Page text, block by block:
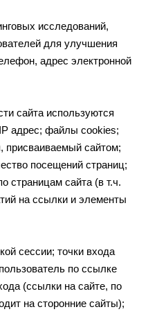
исследований,
для улучшения
адрес электронной
сайта используются
адрес; файлы cookies;
присваиваемый сайтом;
посещений страниц;
страницам сайта (в т.ч.
на ссылки и элементы
сессии; точки входа
по ссылке
(ссылки на сайте, по
на сторонние сайты);